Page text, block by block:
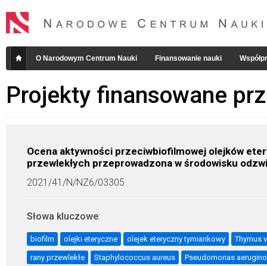
O Narodowym Centrum Nauki Finansowanie nauki
Projekty finansowane
Ocena aktywności przeciwbiofilmowej olejków
przewlekłych przeprowadzona w środowisku
2021/41/N/NZ6/03305
Słowa kluczowe:
biofilm olejki eteryczne olejek eteryczny tymiankowy Thymus
rany przewlekłe Staphylococcus aureus Pseudomonas